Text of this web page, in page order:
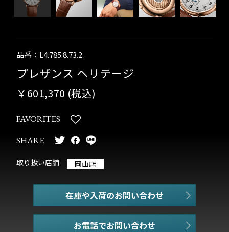
品番：L4.785.8.73.2
プレザンス ヘリテージ
￥601,370 (税込)
FAVORITES
SHARE
取り扱い店舗 岡山店
在庫や入荷のお問い合わせ
お電話でお問い合わせ